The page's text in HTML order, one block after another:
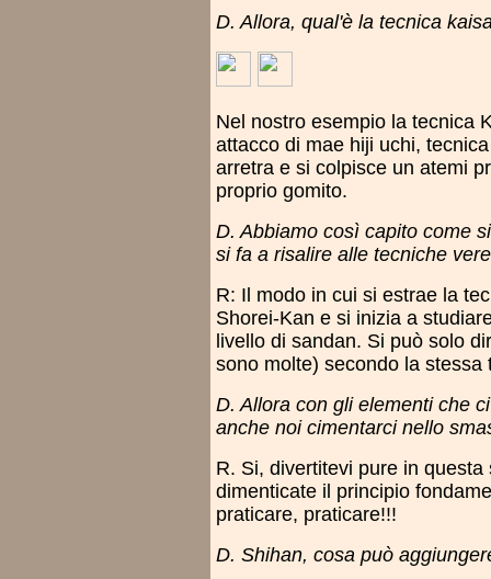
D. Allora, qual'è la tecnica
Nel nostro esempio la tecnica
attacco di mae hiji uchi,
arretra e si colpisce un atemi
proprio gomito.
D. Abbiamo così capito come
si fa a risalire alle tecniche
R: Il modo in cui si estrae la
Shorei-Kan e si inizia a
livello di sandan. Si può solo
sono molte) secondo la stessa
D. Allora con gli elementi che
anche noi cimentarci nello
R. Si, divertitevi pure in
dimenticate il principio
praticare, praticare!!!
D. Shihan, cosa può